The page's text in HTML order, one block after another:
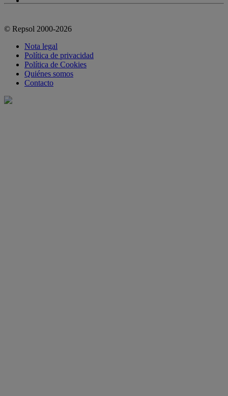
© Repsol 2000-2026
Nota legal
Política de privacidad
Política de Cookies
Quiénes somos
Contacto